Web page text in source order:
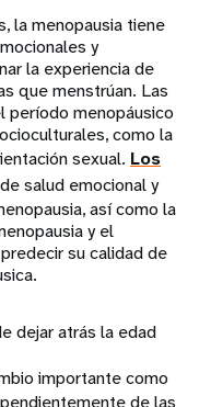
la menopausia tiene
y
la experiencia de
que menstrúan. Las
período menopáusico
como la
sexual. Los
salud emocional y
así como la
y el
su calidad de
dejar atrás la edad
importante como